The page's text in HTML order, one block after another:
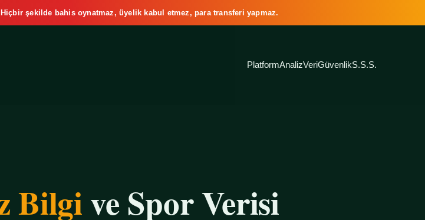
şekilde bahis oynatmaz, üyelik kabul etmez, para transferi yapmaz.
PlatformAnalizVeriGüvenlikS.S.S.
Bilgive Spor Verisi